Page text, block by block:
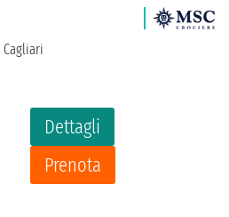
Dettagli
Prenota
Cagliari